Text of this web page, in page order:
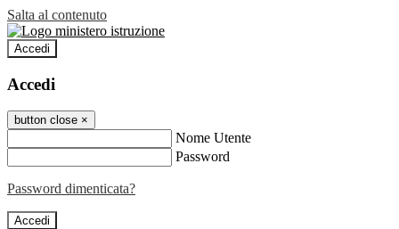
Salta al contenuto
Accedi
Accedi
button close ×
Nome Utente
Password
Password dimenticata?